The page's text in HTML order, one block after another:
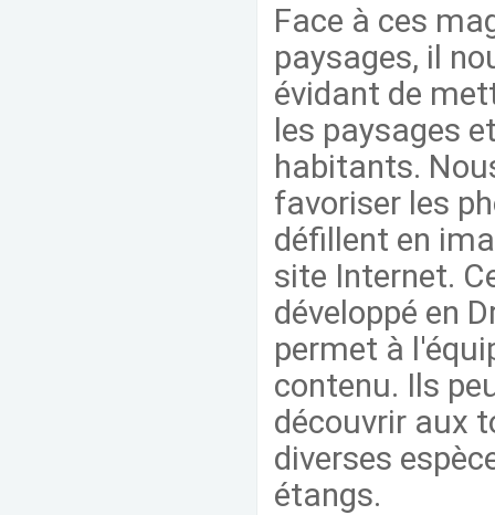
Face à ces
paysages, il
évidant de
les paysages
habitants.
favoriser les
défillent en
site Internet.
développé en
permet à
contenu. Ils
découvrir aux
diverses
étangs.